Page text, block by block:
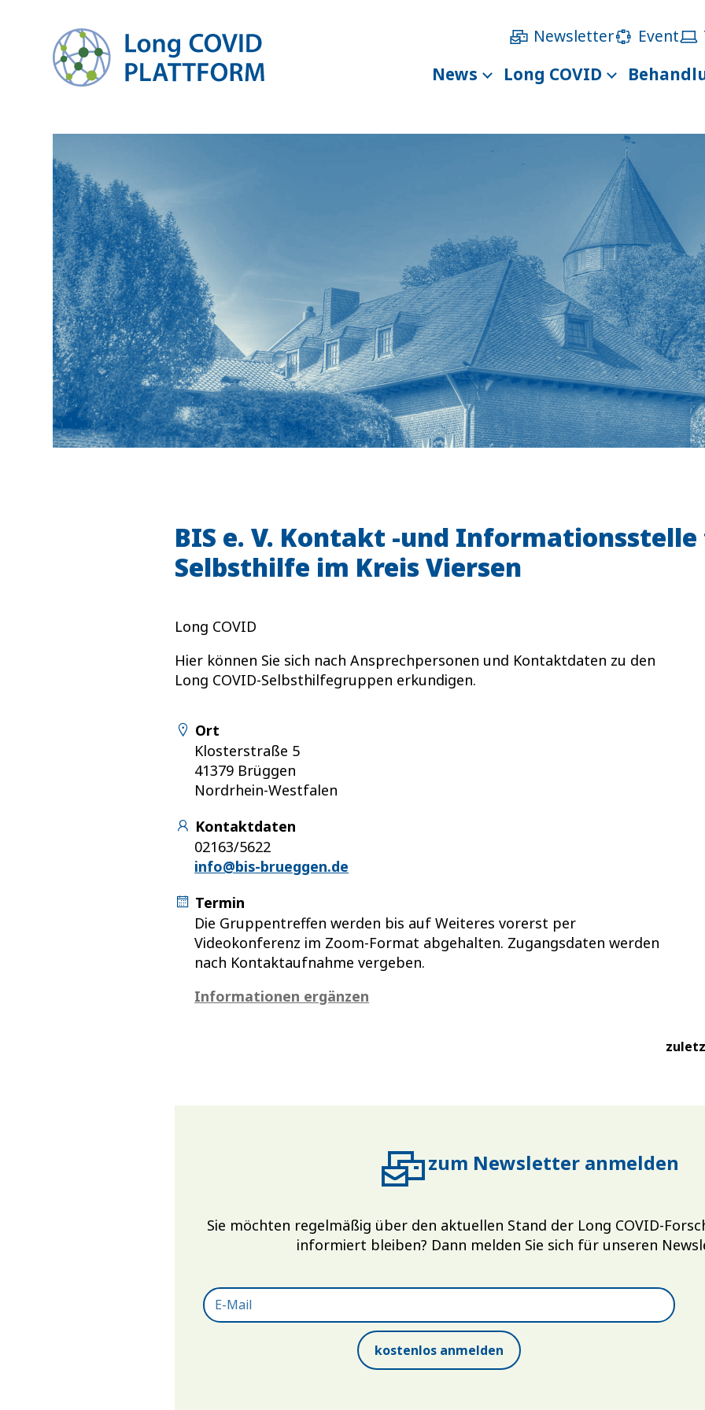
Newsletter Event
News Long COVID
BIS e. V. Kontakt -und
Selbsthilfe im Kreis Viersen
Long COVID
Hier können Sie sich nach Ansprechpersonen und Kontaktdaten zu den
Long COVID-Selbsthilfegruppen erkundigen.
Ort
Klosterstraße 5
41379 Brüggen
Nordrhein-Westfalen
Kontaktdaten
02163/5622
info@bis-brueggen.de
Termin
Die Gruppentreffen werden bis auf Weiteres vorerst per
Videokonferenz im Zoom-Format abgehalten. Zugangsdaten werden
nach Kontaktaufnahme vergeben.
Informationen ergänzen
zum Newsletter anmelden
Sie möchten regelmäßig über den aktuellen Stand der Long COVID-
informiert bleiben? Dann melden Sie sich für unseren